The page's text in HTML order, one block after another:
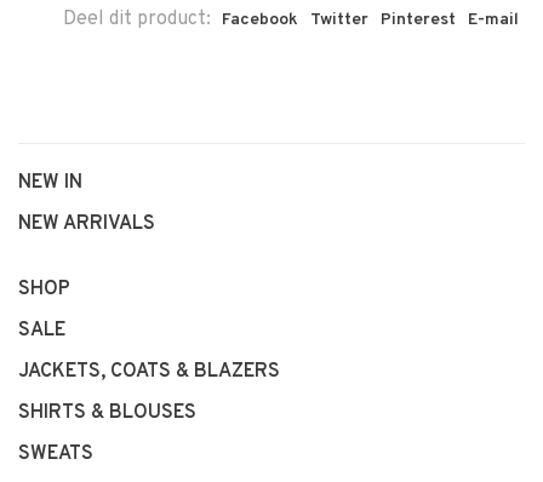
Deel dit product: Facebook Twitter Pinterest E-mail
NEW IN
NEW ARRIVALS
SHOP
SALE
JACKETS, COATS & BLAZERS
SHIRTS & BLOUSES
SWEATS